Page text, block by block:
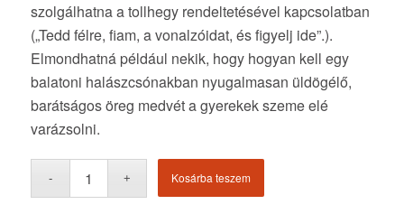
szolgálhatna a tollhegy rendeltetésével kapcsolatban
(„Tedd félre, fiam, a vonalzóidat, és figyelj ide”.).
Elmondhatná például nekik, hogy hogyan kell egy
balatoni halászcsónakban nyugalmasan üldögélő,
barátságos öreg medvét a gyerekek szeme elé
varázsolni.
Kosárba teszem